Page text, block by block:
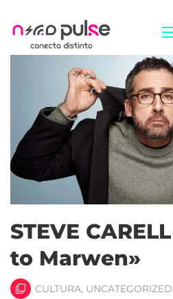
STEVE
to Marwen»
CULTURA, UNCATEGORIZED